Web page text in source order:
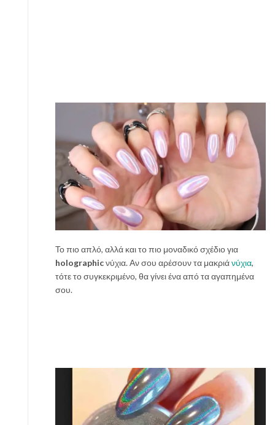
Το πιο απλό, αλλά και το πιο μοναδικό σχέδιο για
holographicνύχια. Αν σου αρέσουν τα μακριάνύχια,
τότε το συγκεκριμένο, θα γίνει ένα από τα αγαπημένα
σου.